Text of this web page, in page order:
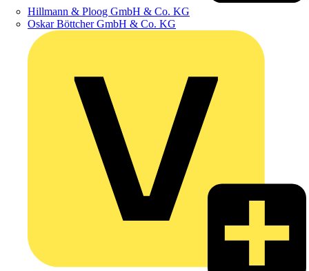
Hillmann & Ploog GmbH & Co. KG
Oskar Böttcher GmbH & Co. KG